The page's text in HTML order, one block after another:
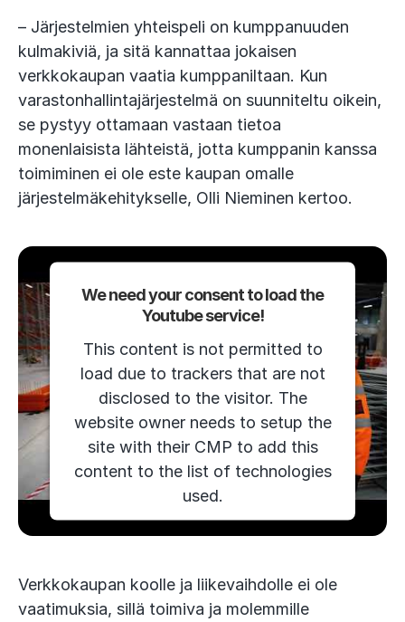
– Järjestelmien yhteispeli on kumppanuuden
kulmakiviä, ja sitä kannattaa jokaisen
verkkokaupan vaatia kumppaniltaan. Kun
varastonhallintajärjestelmä on suunniteltu oikein,
se pystyy ottamaan vastaan tietoa
monenlaisista lähteistä, jotta kumppanin kanssa
toimiminen ei ole este kaupan omalle
järjestelmäkehitykselle, Olli Nieminen kertoo.
We need your consent to load the
Youtube service!
This content is not permitted to
load due to trackers that are not
disclosed to the visitor. The
website owner needs to setup the
site with their CMP to add this
content to the list of technologies
used.
Powered byUsercentrics Consent
Verkkokaupan koolle ja liikevaihdolle ei ole
vaatimuksia, sillä toimiva ja molemmille